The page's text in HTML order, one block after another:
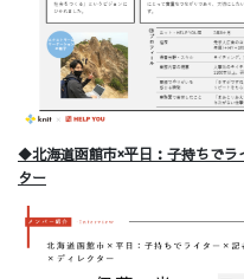
◆北海道函館市×平日：子持ちでラ
ター